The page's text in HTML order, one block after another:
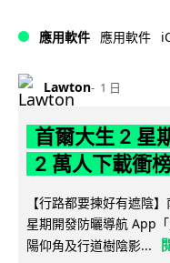
應用軟件 應用軟件
Lawton 1 日
首爾大生 2 星
2 萬人下載衝
【行路都要揀好有遮陰
星期開發防曬導航 App
陽仰角及行道樹陰影...